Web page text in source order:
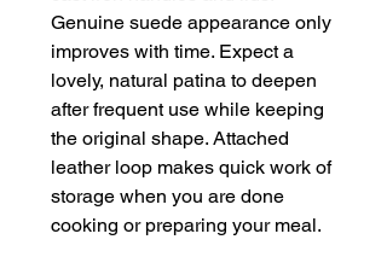
Genuine suede appearance only
improves with time. Expect a
lovely, natural patina to deepen
after frequent use while keeping
the original shape. Attached
leather loop makes quick work of
storage when you are done
cooking or preparing your meal.